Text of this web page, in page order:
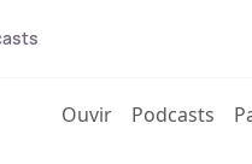
Ouvir(current)
Podcasts